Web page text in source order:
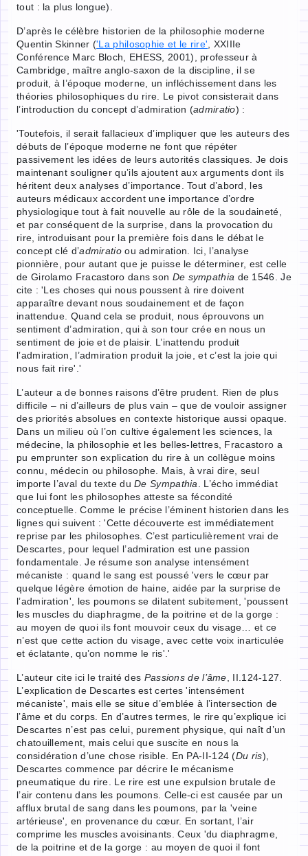
tout : la plus longue).
D’après le célèbre historien de la philosophie moderne
Quentin Skinner ('La philosophie et le rire' , XXIIIe
Conférence Marc Bloch, EHESS, 2001), professeur à
Cambridge, maître anglo-saxon de la discipline, il se
produit, à l’époque moderne, un infléchissement dans les
théories philosophiques du rire. Le pivot consisterait dans
l’introduction du concept d’admiration (admiratio) :
'Toutefois, il serait fallacieux d’impliquer que les auteurs des
débuts de l’époque moderne ne font que répéter
passivement les idées de leurs autorités classiques. Je dois
maintenant souligner qu’ils ajoutent aux arguments dont ils
héritent deux analyses d’importance. Tout d’abord, les
auteurs médicaux accordent une importance d’ordre
physiologique tout à fait nouvelle au rôle de la soudaineté,
et par conséquent de la surprise, dans la provocation du
rire, introduisant pour la première fois dans le débat le
concept clé d’admiratioou admiration. Ici, l’analyse
pionnière, pour autant que je puisse le déterminer, est celle
de Girolamo Fracastoro dans son De sympathia de 1546. Je
cite : 'Les choses qui nous poussent à rire doivent
apparaître devant nous soudainement et de façon
inattendue. Quand cela se produit, nous éprouvons un
sentiment d’admiration, qui à son tour crée en nous un
sentiment de joie et de plaisir. L’inattendu produit
l’admiration, l’admiration produit la joie, et c’est la joie qui
nous fait rire'.'
L’auteur a de bonnes raisons d’être prudent. Rien de plus
difficile – ni d’ailleurs de plus vain – que de vouloir assigner
des priorités absolues en contexte historique aussi opaque.
Dans un milieu où l’on cultive également les sciences, la
médecine, la philosophie et les belles-lettres, Fracastoro a
pu emprunter son explication du rire à un collègue moins
connu, médecin ou philosophe. Mais, à vrai dire, seul
importe l’aval du texte duDe Sympathia
. L’écho immédiat
que lui font les philosophes atteste sa fécondité
conceptuelle. Comme le précise l’éminent historien dans les
lignes qui suivent : 'Cette découverte est immédiatement
reprise par les philosophes. C’est particulièrement vrai de
Descartes, pour lequel l’admiration est une passion
fondamentale. Je résume son analyse intensément
mécaniste : quand le sang est poussé 'vers le cœur par
quelque légère émotion de haine, aidée par la surprise de
l’admiration', les poumons se dilatent subitement, 'poussent
les muscles du diaphragme, de la poitrine et de la gorge :
au moyen de quoi ils font mouvoir ceux du visage… et ce
n’est que cette action du visage, avec cette voix inarticulée
et éclatante, qu’on nomme le ris'.'
L’auteur cite ici le traité des Passions de l’âme , II.124-127.
L’explication de Descartes est certes 'intensément
mécaniste', mais elle se situe d’emblée à l’intersection de
l’âme et du corps. En d’autres termes, le rire qu’explique ici
Descartes n’est pas celui, purement physique, qui naît d’un
chatouillement, mais celui que suscite en nous la
considération d’une chose risible. En PA-II-124 (Du ris),
Descartes commence par décrire le mécanisme
pneumatique du rire. Le rire est une expulsion brutale de
l’air contenu dans les poumons. Celle-ci est causée par un
afflux brutal de sang dans les poumons, par la 'veine
artérieuse', en provenance du cœur. En sortant, l’air
comprime les muscles avoisinants. Ceux 'du diaphragme,
de la poitrine et de la gorge : au moyen de quoi il font